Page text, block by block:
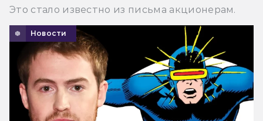
Это стало известно из письма акционерам.
Новости